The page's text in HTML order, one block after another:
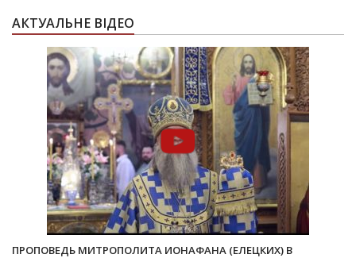
АКТУАЛЬНЕ ВІДЕО
ПРОПОВЕДЬ МИТРОПОЛИТА ИОНАФАНА (ЕЛЕЦКИХ) В